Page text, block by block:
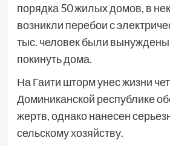
порядка 50 жилых домов, в
возникли перебои с
тыс. человек были
покинуть дома.
На Гаити шторм унес жизни
Доминиканской республике
жертв, однако нанесен
сельскому хозяйству.